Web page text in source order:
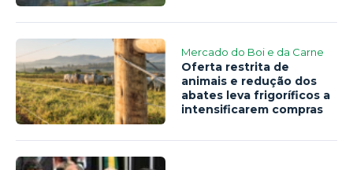
Mercado do Boi e da Carne
Oferta restrita de
animais e redução dos
abates leva frigoríficos a
intensificarem compras